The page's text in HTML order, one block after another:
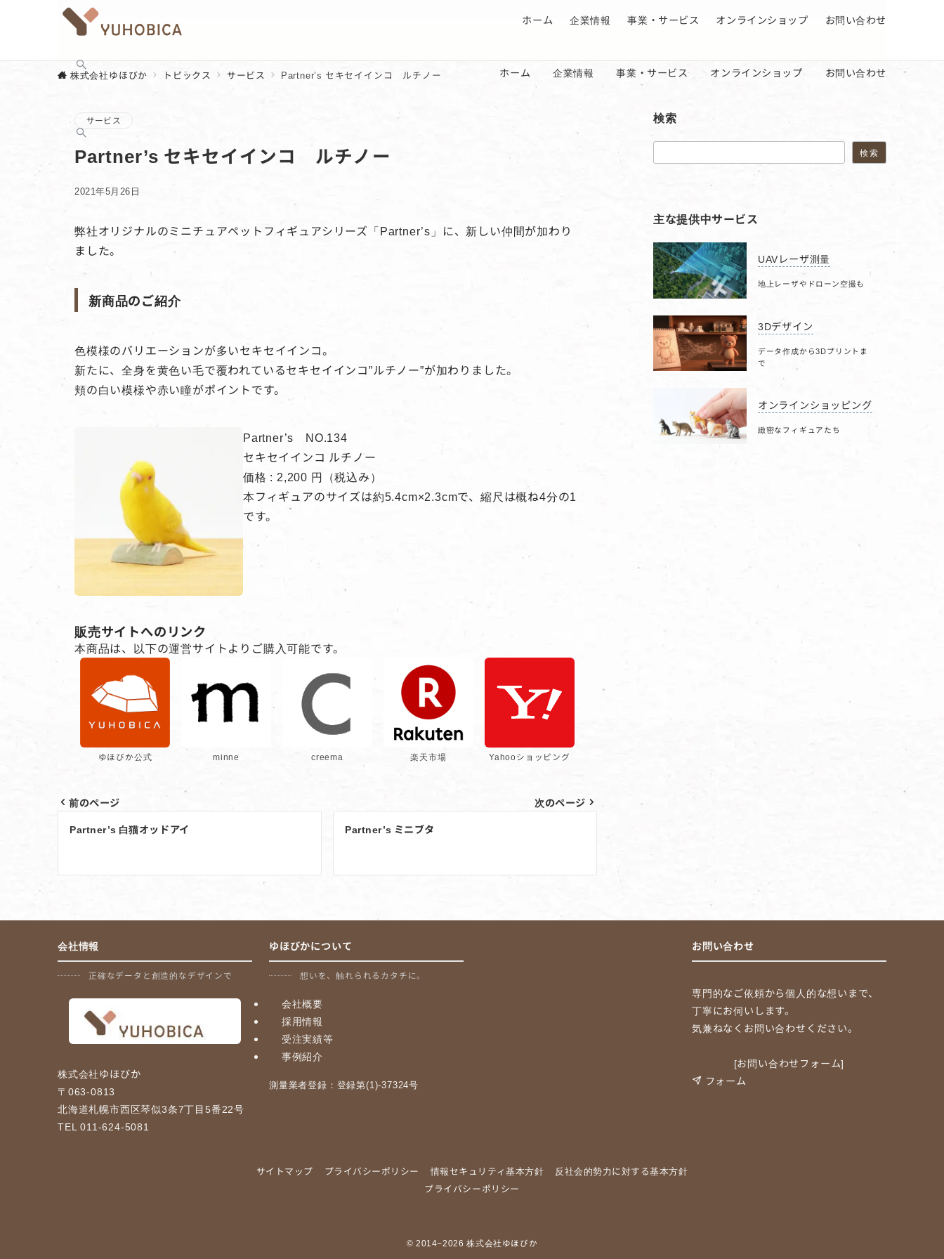
ホーム 企業情報 事業・サービス オンラインショップ お問い合わせ
ホーム 企業情報 事業・サービス オンラインショップ お問い合わせ
株式会社ゆほびか トピックス サービス Partner’s セキセイインコ ルチノー
サービス
Partner’s セキセイインコ ルチノー
2021年5月26日
弊社オリジナルのミニチュアペットフィギュアシリーズ「Partner’s」に、新しい仲間が加わり
ました。
新商品のご紹介
色模様のバリエーションが多いセキセイインコ。
新たに、全身を黄色い毛で覆われているセキセイインコ”ルチノー”が加わりました。
頬の白い模様や赤い瞳がポイントです。
Partner’s NO.134
セキセイインコ ルチノー
価格 : 2,200 円（税込み）
本フィギュアのサイズは約5.4cm×2.3cmで、縮尺は概ね4分の1
です。
販売サイトへのリンク
本商品は、以下の運営サイトよりご購入可能です。
ゆほびか公式 minne creema 楽天市場 Yahooショッピング
投
ナ
ゲ
ー
シ
前のページ
Partner’s 白猫オッドアイ
次のページ
Partner’s ミニブタ
検索
検索
主な提供中サービス
UAVレーザ測量
地上レーザやドローン空撮も
3Dデザイン
データ作成から3Dプリントま
で
オンラインショッピング
緻密なフィギュアたち
会社情報
正確なデータと創造的なデザインで
株式会社ゆほびか
〒063-0813
北海道札幌市西区琴似3条7丁目5番22号
TEL 011-624-5081
ゆほびかについて
想いを、触れられるカタチに。
会社概要
採用情報
受注実績等
事例紹介
測量業者登録：登録第(1)-37324号
お問い合わせ
専門的なご依頼から個人的な想いまで、
丁寧にお伺いします。
気兼ねなくお問い合わせください。
[お問い合わせフォーム]
フォーム
サイトマップ プライバシーポリシー 情報セキュリティ基本方針
反社会的勢力に対する基本方針
プライバシーポリシー
© 2014−2026株式会社ゆほびか